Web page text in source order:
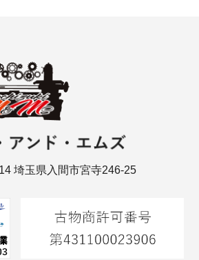
埼玉県入間市宮寺246-25